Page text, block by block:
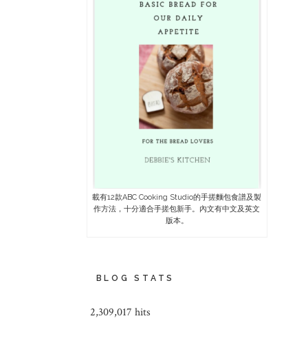
載有12款ABC Cooking Studio的手搓麵包食譜及製
作方法，十分適合手搓包新手。內文有中文及英文
版本。
BLOG STATS
2,309,017 hits